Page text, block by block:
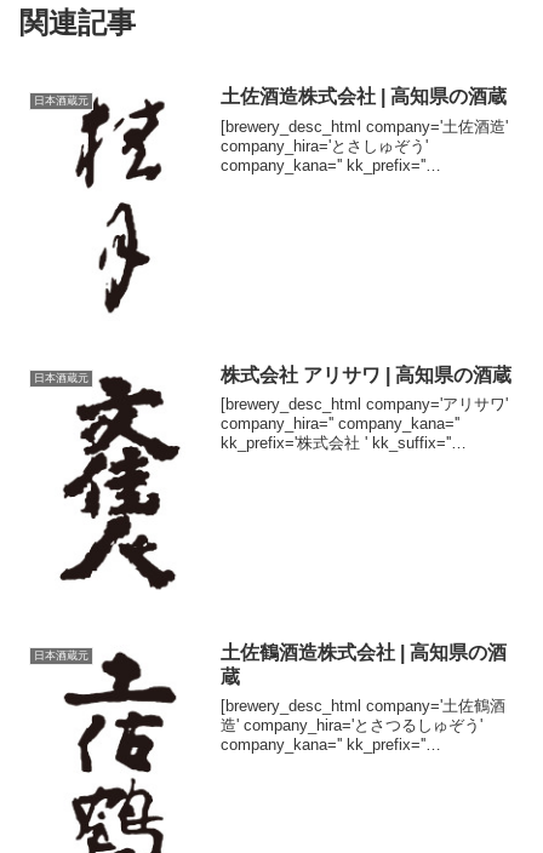
関連記事
日本酒蔵元 土佐酒造株式会社 | 高知県の酒蔵
[brewery_desc_html company='土佐酒造'
company_hira='とさしゅぞう'
company_kana='' kk_prefix=''
日本酒蔵元 株式会社 アリサワ | 高知県の酒蔵
[brewery_desc_html company='アリサワ'
company_hira='' company_kana=''
kk_prefix='株式会社 ' kk_suffix=''
日本酒蔵元
土佐鶴酒造株式会社 | 高知県の酒
蔵
[brewery_desc_html company='土佐鶴酒
造' company_hira='とさつるしゅぞう'
company_kana='' kk_prefix=''